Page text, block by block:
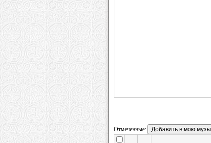
Отмеченные: